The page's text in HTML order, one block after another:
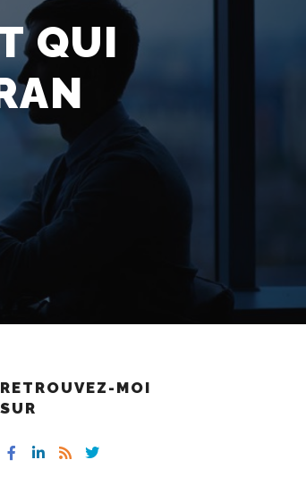
QUI
RETROUVEZ-MOI
SUR